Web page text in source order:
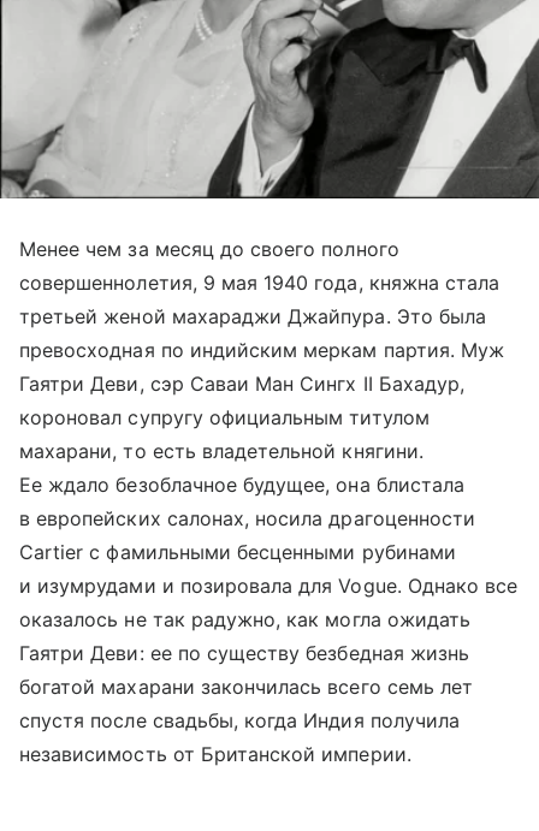
Менее чем за месяц до своего полного
совершеннолетия, 9 мая 1940 года, княжна стала
третьей женой махараджи Джайпура. Это была
превосходная по индийским меркам партия. Муж
Гаятри Деви, сэр Саваи Ман Сингх II Бахадур,
короновал супругу официальным титулом
махарани, то есть владетельной княгини.
Ее ждало безоблачное будущее, она блистала
в европейских салонах, носила драгоценности
Cartier с фамильными бесценными рубинами
и изумрудами и позировала для Vogue. Однако все
оказалось не так радужно, как могла ожидать
Гаятри Деви: ее по существу безбедная жизнь
богатой махарани закончилась всего семь лет
спустя после свадьбы, когда Индия получила
независимость от Британской империи.